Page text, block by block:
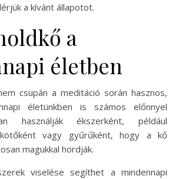
a kívánt állapotot.
a
életben
csupán a meditáció során hasznos,
életünkben is számos előnnyel
használják ékszerként, például
vagy gyűrűként, hogy a kő
magukkal hordják.
viselése segíthet a mindennapi